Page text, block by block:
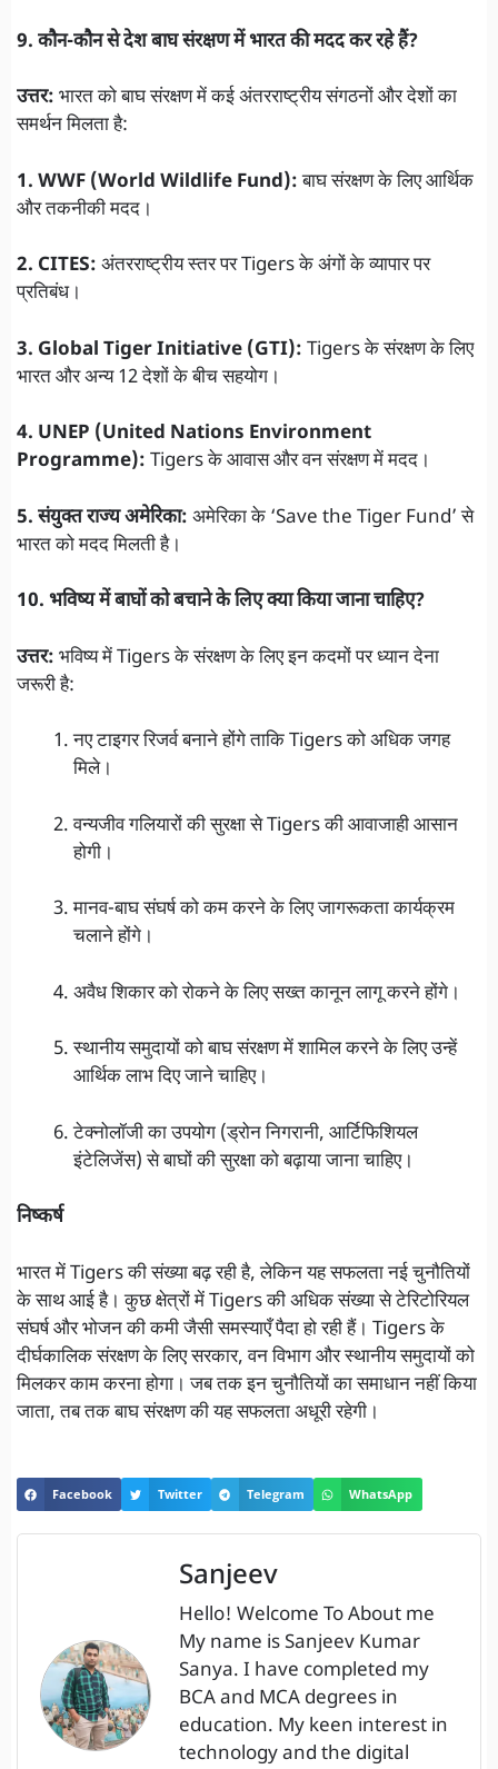
9. कौन-कौन से देश बाघ संरक्षण में भारत की मदद कर रहे हैं?
उत्तर: भारत को बाघ संरक्षण में कई अंतरराष्ट्रीय संगठनों और देशों का
समर्थन मिलता है:
1. WWF (World Wildlife Fund):बाघ संरक्षण के लिए आर्थिक
और तकनीकी मदद।
2. CITES: अंतरराष्ट्रीय स्तर पर Tigers के अंगों के व्यापार पर
प्रतिबंध।
3. Global Tiger Initiative (GTI): Tigers के संरक्षण के लिए
भारत और अन्य 12 देशों के बीच सहयोग।
4. UNEP (United Nations Environment
Programme): Tigers के आवास और वन संरक्षण में मदद।
5. संयुक्त राज्य अमेरिका: अमेरिका के ‘Save the Tiger Fund’ से
भारत को मदद मिलती है।
10. भविष्य में बाघों को बचाने के लिए क्या किया जाना चाहिए?
उत्तर: भविष्य में Tigers के संरक्षण के लिए इन कदमों पर ध्यान देना
जरूरी है:
नए टाइगर रिजर्व बनाने होंगे ताकि Tigers को अधिक जगह
मिले।
वन्यजीव गलियारों की सुरक्षा से Tigers की आवाजाही आसान
होगी।
मानव-बाघ संघर्ष को कम करने के लिए जागरूकता कार्यक्रम
चलाने होंगे।
अवैध शिकार को रोकने के लिए सख्त कानून लागू करने होंगे।
स्थानीय समुदायों को बाघ संरक्षण में शामिल करने के लिए उन्हें
आर्थिक लाभ दिए जाने चाहिए।
टेक्नोलॉजी का उपयोग (ड्रोन निगरानी, आर्टिफिशियल
इंटेलिजेंस) से बाघों की सुरक्षा को बढ़ाया जाना चाहिए।
निष्कर्ष
भारत में Tigers की संख्या बढ़ रही है, लेकिन यह सफलता नई चुनौतियों
के साथ आई है। कुछ क्षेत्रों में Tigers की अधिक संख्या से टेरिटोरियल
संघर्ष और भोजन की कमी जैसी समस्याएँ पैदा हो रही हैं। Tigers के
दीर्घकालिक संरक्षण के लिए सरकार, वन विभाग और स्थानीय समुदायों को
मिलकर काम करना होगा। जब तक इन चुनौतियों का समाधान नहीं किया
जाता, तब तक बाघ संरक्षण की यह सफलता अधूरी रहेगी।
Facebook Twitter Telegram WhatsApp
Sanjeev
Hello! Welcome To About me
My name is Sanjeev Kumar
Sanya. I have completed my
BCA and MCA degrees in
education. My keen interest in
technology and the digital